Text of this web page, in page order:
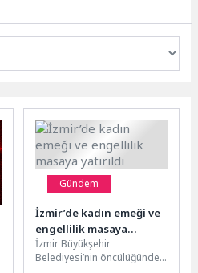
Gündem
İzmir’de kadın emeği ve
engellilik masaya
yatırıldı
İzmir Büyükşehir
Belediyesi’nin öncülüğünde